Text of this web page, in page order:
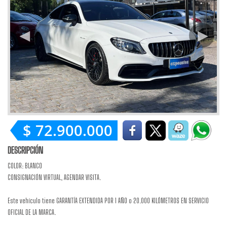
$ 72.900.000
DESCRIPCIÓN
COLOR: BLANCO
CONSIGNACIÓN VIRTUAL, AGENDAR VISITA.
Este vehículo tiene GARANTÍA EXTENDIDA POR 1 AÑO o 20.000 KILÓMETROS EN SERVICIO
OFICIAL DE LA MARCA.